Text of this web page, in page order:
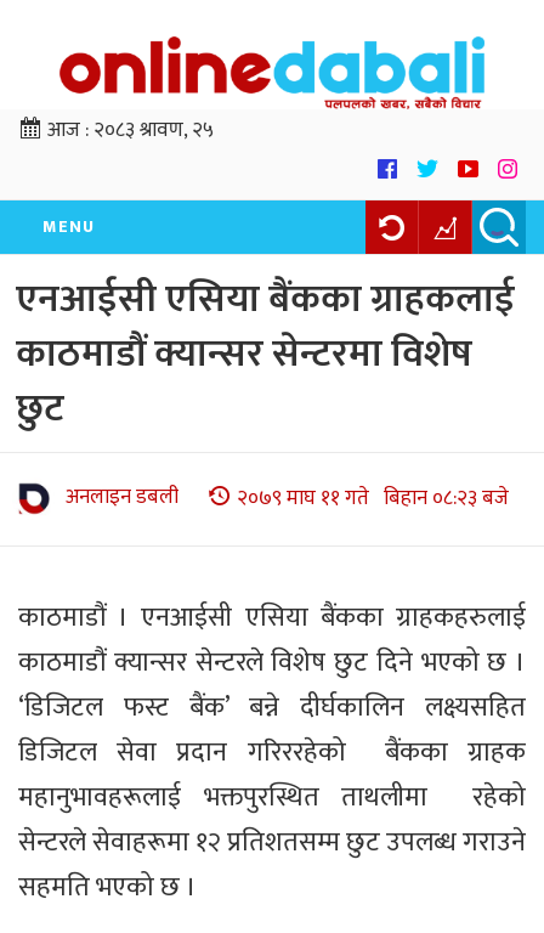
आज :२०८३ श्रावण, २५
MENU
एनआईसी एसिया बैंकका ग्राहकलाई
काठमाडौं क्यान्सर सेन्टरमा विशेष
छुट
अनलाइन डबली २०७९ माघ ११ गते बिहान ०८:२३ बजे
काठमाडौं । एनआईसी एसिया बैंकका ग्राहकहरुलाई
काठमाडौं क्यान्सर सेन्टरले विशेष छुट दिने भएको छ ।
‘डिजिटल फस्ट बैंक’ बन्ने दीर्घकालिन लक्ष्यसहित
डिजिटल सेवा प्रदान गरिररहेको बैंकका ग्राहक
महानुभावहरूलाई भक्तपुरस्थित ताथलीमा रहेको
सेन्टरले सेवाहरूमा १२ प्रतिशतसम्म छुट उपलब्ध गराउने
सहमति भएको छ ।